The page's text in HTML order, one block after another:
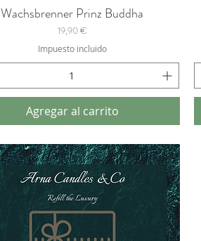
Vista rápida
Wachsbrenner Prinz Buddha
Precio
19,90 €
Impuesto incluido
Agregar al carrito